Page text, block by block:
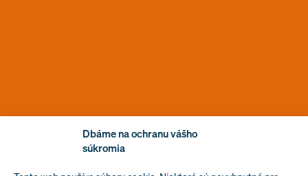
Dbáme na ochranu vášho
súkromia